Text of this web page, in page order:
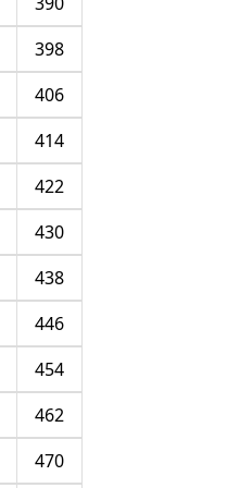
398
406
414
422
430
438
446
454
462
470